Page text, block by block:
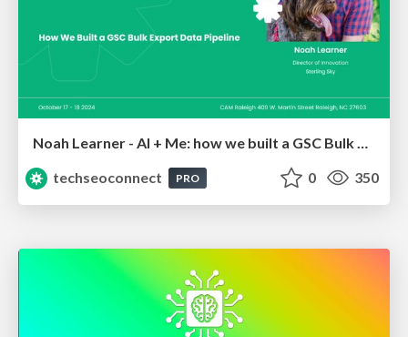
techseoconnect
PRO 0 350